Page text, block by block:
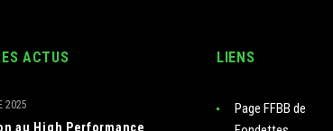
ACTUS
au High Performance
2025
LIENS
Page FFBB de